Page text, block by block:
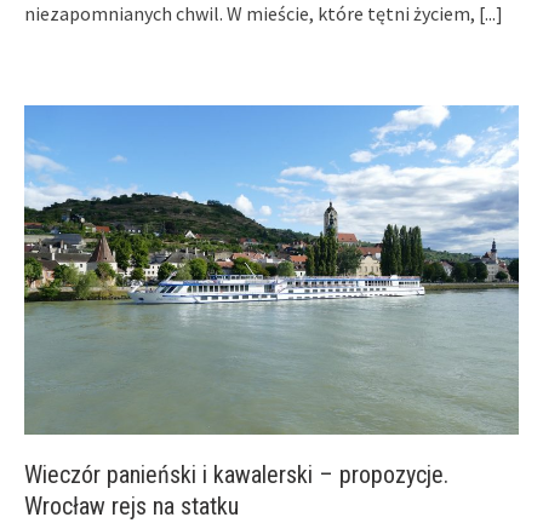
niezapomnianych chwil. W mieście, które tętni życiem, [...]
Wieczór panieński i kawalerski – propozycje.
Wrocław rejs na statku